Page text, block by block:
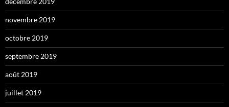
novembre 2019
octobre 2019
septembre 2019
août 2019
juillet 2019